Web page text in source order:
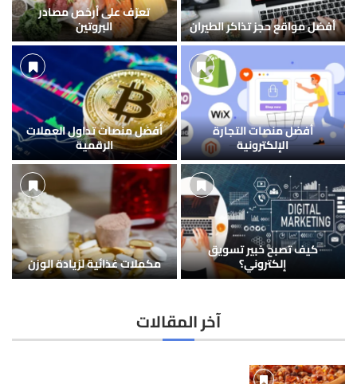
أفضل مواقع حجز تذاكر الطيران
تعرّف على أرخص مصادر
البروتين
أفضل منصات التجارة
الإلكترونية
أفضل منصات تداول العملات
الرقمية
كيف تصبح خبير تسويق
إلكتروني؟ مكملات غذائية لزيادة الوزن
آخر المقالات